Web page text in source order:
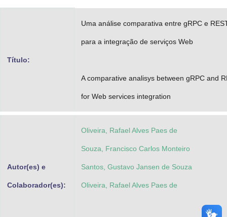
Título:
Uma análise comparativa entre gRPC e
para a integração de serviços Web
A comparative analisys between gRPC and
for Web services integration
Autor(es) e
Colaborador(es):
Oliveira, Rafael Alves Paes de
Souza, Francisco Carlos Monteiro
Santos, Gustavo Jansen de Souza
Oliveira, Rafael Alves Paes de